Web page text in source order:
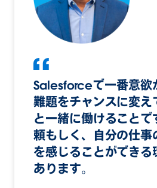
Salesforceで一番意欲
難題をチャンスに変え
と一緒に働けること
頼もしく、自分の仕事
を感じることができる
あります。